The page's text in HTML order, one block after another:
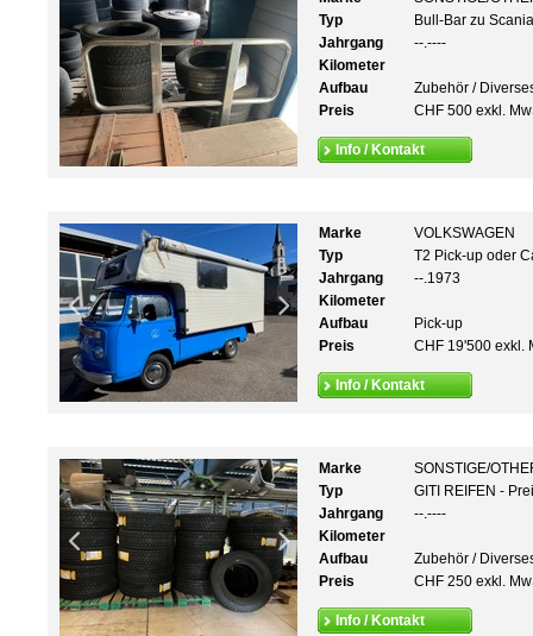
Typ
Bull-Bar zu
Jahrgang
--.----
Kilometer
Aufbau
Zubehör /
Preis
CHF 500 exkl.
Info / Kontakt
Marke
VOLKSWAGEN
Typ
T2 Pick-up oder
Jahrgang
--.1973
Kilometer
Aufbau
Pick-up
Preis
CHF 19'500 exkl.
Info / Kontakt
Marke
SONSTIGE/
Typ
GITI REIFEN -
Jahrgang
--.----
Kilometer
Aufbau
Zubehör /
Preis
CHF 250 exkl.
Info / Kontakt